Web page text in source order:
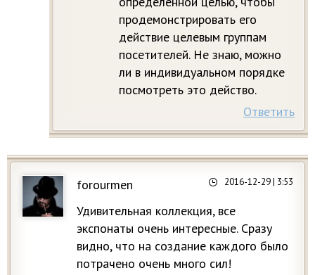
продемонстрировать его
действие целевым группам
посетителей. Не знаю, можно
ли в индивидуальном порядке
посмотреть это действо.
Ответить
forourmen 2016-12-29| 3:53
Удивительная коллекция, все
экспонаты очень интересные. Сразу
видно, что на создание каждого было
потрачено очень много сил!